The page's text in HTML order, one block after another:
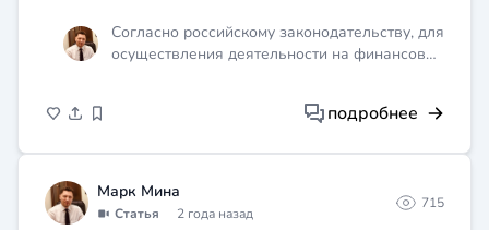
ли...
Согласно российскому законодательству, для
осуществления деятельности на финансовых
лицензию Центрального банка РФ или
свидетельствовать о том, что компания
Binarium не имеет права осуществлять
подробнее
Марк Мина
Статья 2 года назад
715